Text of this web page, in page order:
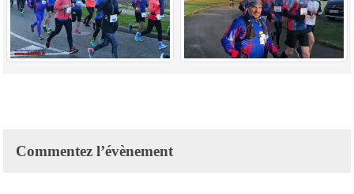
Commentez l’évènement